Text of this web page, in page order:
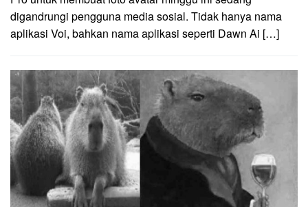
digandrungi pengguna media sosial. Tidak hanya nama
aplikasi Voi, bahkan nama aplikasi seperti Dawn Ai […]